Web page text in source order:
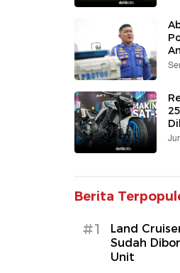
Berita
#1
Land
Sudah
Unit